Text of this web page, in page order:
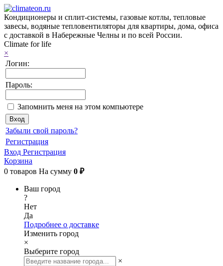
Кондиционеры и сплит-системы, газовые котлы, тепловые
завесы, водяные тепловентиляторы для квартиры, дома, офиса
с доставкой в Набережные Челны и по всей России.
Climate for life
×
Логин:
Пароль:
Запомнить меня на этом компьютере
Забыли свой пароль?
Регистрация
Вход Регистрация
Корзина
0 товаров На сумму 0 ₽
Ваш город
?
Нет
Да
Подробнее о доставке
Изменить город
×
Выберите город
×